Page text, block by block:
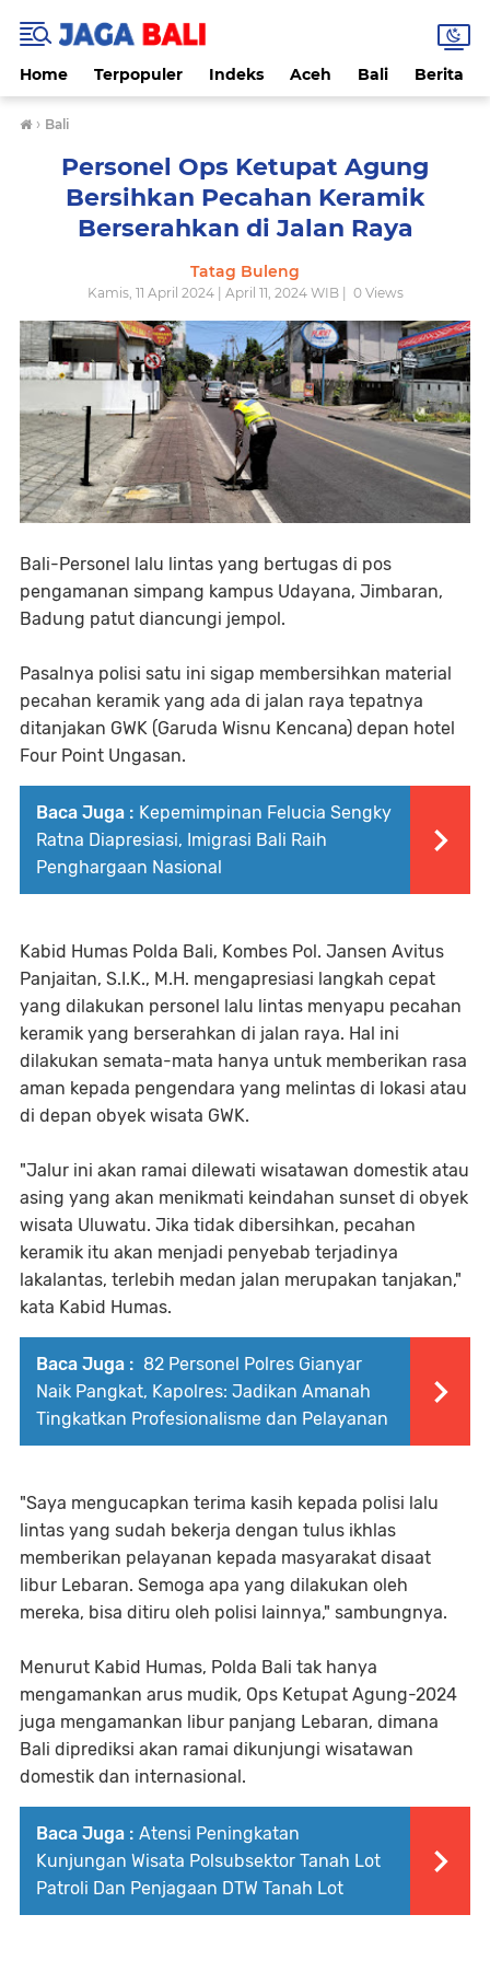
Home Terpopuler Indeks Aceh Bali Berita
› Bali
Personel Ops Ketupat Agung
Bersihkan Pecahan Keramik
Berserahkan di Jalan Raya
Tatag Buleng
Kamis, 11 April 2024 | April 11, 2024 WIB | 0Views
Bali-Personel lalu lintas yang bertugas di pos
pengamanan simpang kampus Udayana, Jimbaran,
Badung patut diancungi jempol.
Pasalnya polisi satu ini sigap membersihkan material
pecahan keramik yang ada di jalan raya tepatnya
ditanjakan GWK (Garuda Wisnu Kencana) depan hotel
Four Point Ungasan.
Baca Juga : Kepemimpinan Felucia Sengky
Ratna Diapresiasi, Imigrasi Bali Raih
Penghargaan Nasional
Kabid Humas Polda Bali, Kombes Pol. Jansen Avitus
Panjaitan, S.I.K., M.H. mengapresiasi langkah cepat
yang dilakukan personel lalu lintas menyapu pecahan
keramik yang berserahkan di jalan raya. Hal ini
dilakukan semata-mata hanya untuk memberikan rasa
aman kepada pengendara yang melintas di lokasi atau
di depan obyek wisata GWK.
"Jalur ini akan ramai dilewati wisatawan domestik atau
asing yang akan menikmati keindahan sunset di obyek
wisata Uluwatu. Jika tidak dibersihkan, pecahan
keramik itu akan menjadi penyebab terjadinya
lakalantas, terlebih medan jalan merupakan tanjakan,"
kata Kabid Humas.
Baca Juga : 82 Personel Polres Gianyar
Naik Pangkat, Kapolres: Jadikan Amanah
Tingkatkan Profesionalisme dan Pelayanan
"Saya mengucapkan terima kasih kepada polisi lalu
lintas yang sudah bekerja dengan tulus ikhlas
memberikan pelayanan kepada masyarakat disaat
libur Lebaran. Semoga apa yang dilakukan oleh
mereka, bisa ditiru oleh polisi lainnya," sambungnya.
Menurut Kabid Humas, Polda Bali tak hanya
mengamankan arus mudik, Ops Ketupat Agung-2024
juga mengamankan libur panjang Lebaran, dimana
Bali diprediksi akan ramai dikunjungi wisatawan
domestik dan internasional.
Baca Juga : Atensi Peningkatan
Kunjungan Wisata Polsubsektor Tanah Lot
Patroli Dan Penjagaan DTW Tanah Lot